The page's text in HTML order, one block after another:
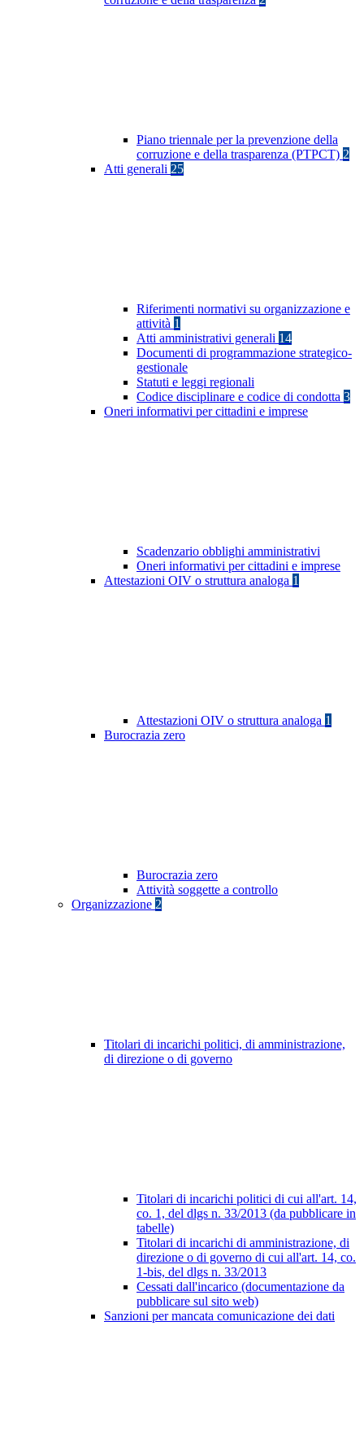
Piano triennale per la prevenzione della
corruzione e della trasparenza (PTPCT) 2
Atti generali 25
Riferimenti normativi su organizzazione e
attività 1
Atti amministrativi generali 14
Documenti di programmazione strategico-
gestionale
Statuti e leggi regionali
Codice disciplinare e codice di condotta 3
Oneri informativi per cittadini e imprese
Scadenzario obblighi amministrativi
Oneri informativi per cittadini e imprese
Attestazioni OIV o struttura analoga 1
Attestazioni OIV o struttura analoga 1
Burocrazia zero
Burocrazia zero
Attività soggette a controllo
Organizzazione 2
Titolari di incarichi politici, di amministrazione,
di direzione o di governo
Titolari di incarichi politici di cui all'art. 14,
co. 1, del dlgs n. 33/2013 (da pubblicare in
tabelle)
Titolari di incarichi di amministrazione, di
direzione o di governo di cui all'art. 14, co.
1-bis, del dlgs n. 33/2013
Cessati dall'incarico (documentazione da
pubblicare sul sito web)
Sanzioni per mancata comunicazione dei dati